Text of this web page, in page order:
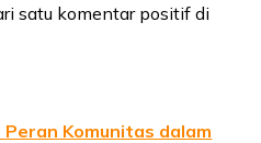
satu komentar positif di
Peran Komunitas dalam